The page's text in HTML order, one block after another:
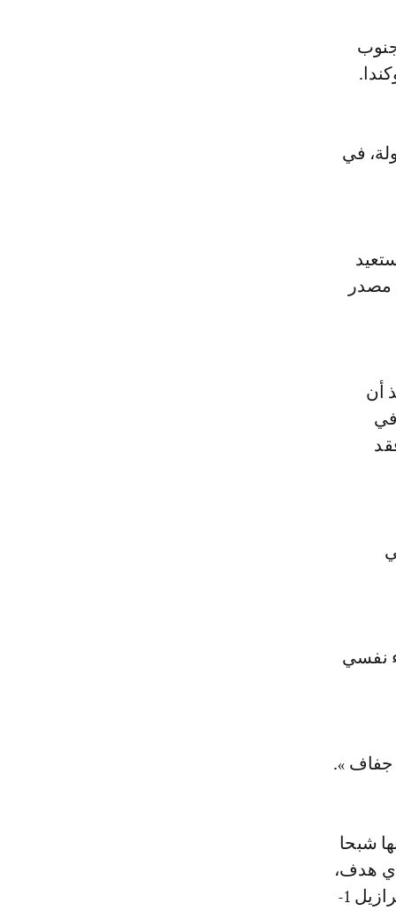
في
وكان مصدر
أن
نفسي
جفاف ».
قطر. ظهر حينها شبحا
هدف،
قبل أن تخرج كوريا الجنوبية من الدور ثمن النهائي بخسارة قاسية أمام البرازيل 1-